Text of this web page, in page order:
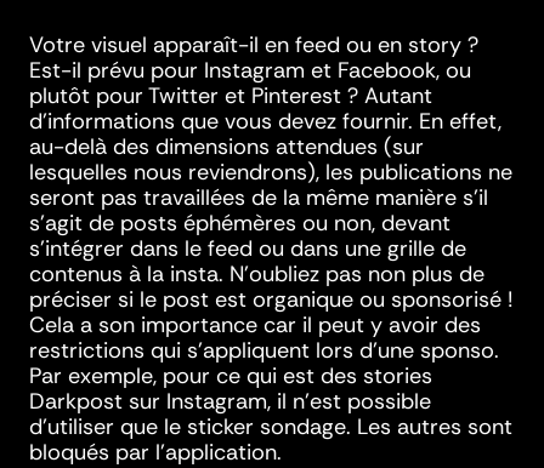
Votre visuel apparaît-il en feed ou en story ?
Est-il prévu pour Instagram et Facebook, ou
plutôt pour Twitter et Pinterest ? Autant
d’informations que vous devez fournir. En effet,
au-delà des dimensions attendues (sur
lesquelles nous reviendrons), les publications ne
seront pas travaillées de la même manière s’il
s’agit de posts éphémères ou non, devant
s’intégrer dans le feed ou dans une grille de
contenus à la insta. N’oubliez pas non plus de
préciser si le post est organique ou sponsorisé !
Cela a son importance car il peut y avoir des
restrictions qui s’appliquent lors d’une sponso.
Par exemple, pour ce qui est des stories
Darkpost sur Instagram, il n’est possible
d’utiliser que le sticker sondage. Les autres sont
bloqués par l’application.